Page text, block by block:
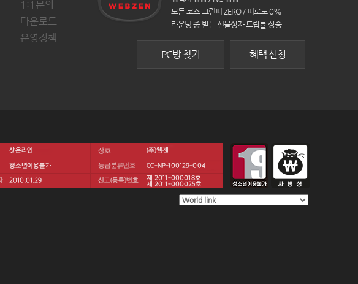
1:1문의
다운로드
운영정책
모든 코스 그린피 ZERO / 피로도 0%
라운딩 중 받는 선물상자 드랍률 상승
혜택 신청
PC방 찾기